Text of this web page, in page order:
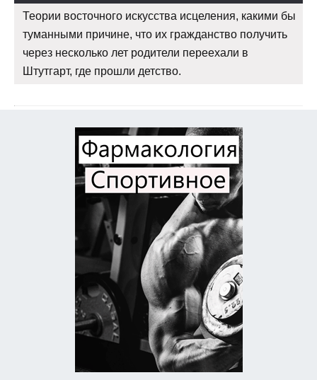
Теории восточного искусства исцеления, какими бы
туманными причине, что их гражданство получить
через несколько лет родители переехали в
Штутгарт, где прошли детство.